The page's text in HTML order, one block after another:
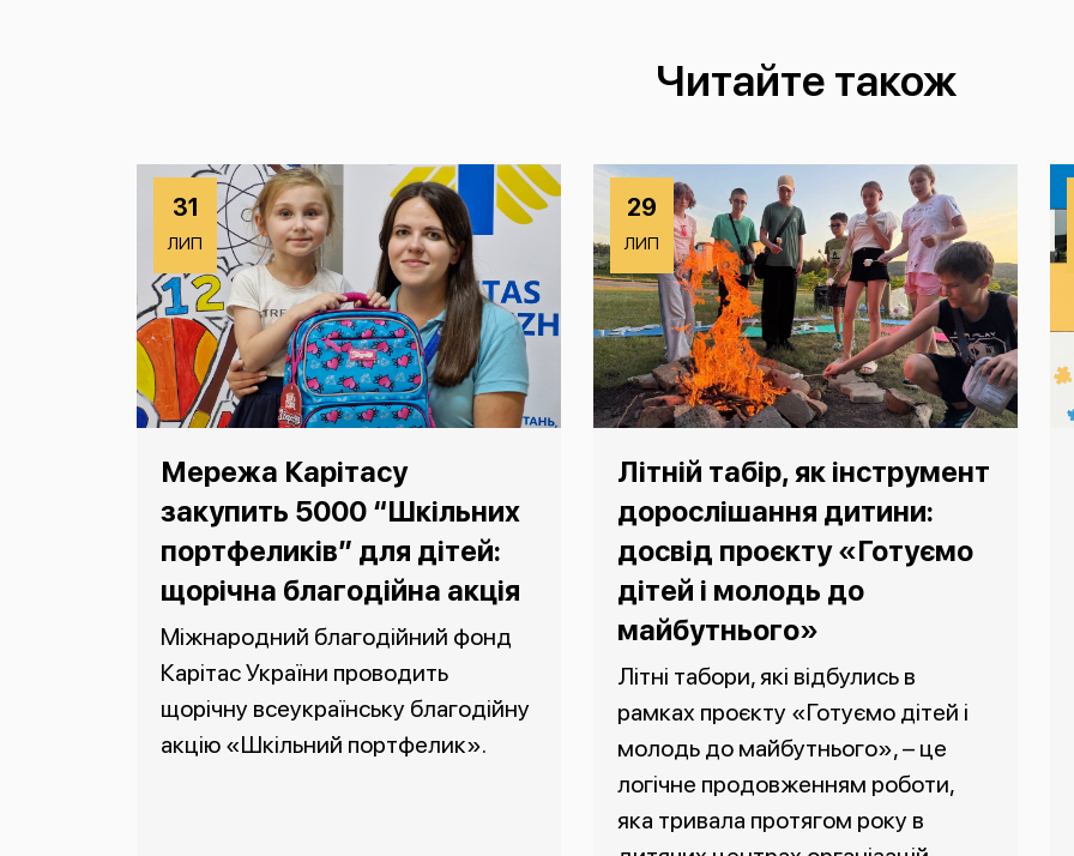
Читайте також
31
ЛИП
Мережа Карітасу
закупить 5000 “Шкільних
портфеликів” для дітей:
щорічна благодійна акція
Міжнародний благодійний фонд
Карітас України проводить
щорічну всеукраїнську благодійну
акцію «Шкільний портфелик».
29
ЛИП
Літній табір, як інструмент
дорослішання дитини:
досвід проєкту «Готуємо
дітей і молодь до
майбутнього»
Літні табори, які відбулись в
рамках проєкту «Готуємо дітей і
молодь до майбутнього», – це
логічне продовженням роботи,
яка тривала протягом року в